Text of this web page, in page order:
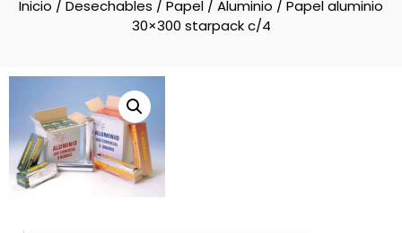
Inicio / Desechables / Papel / Aluminio / Papel aluminio
30×300 starpack c/4